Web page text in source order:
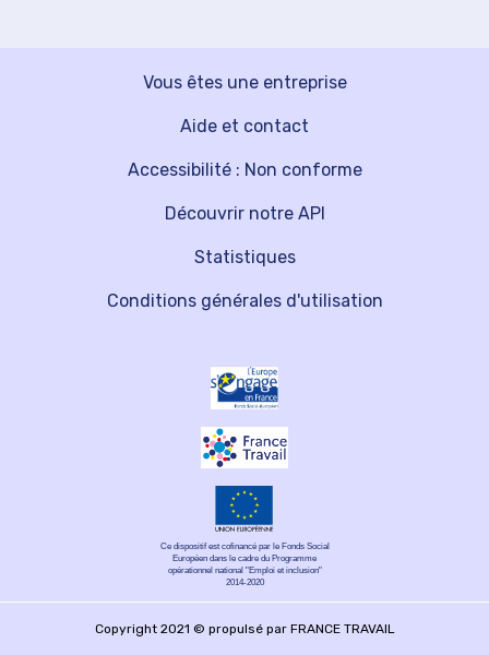
Vous êtes une entreprise
Découvrir notre API
Aide et contact
Statistiques
Accessibilité : Non conforme
Conditions générales d'utilisation
Ce dispositif est cofinancé par le Fonds Social
Européen dans le cadre du Programme
opérationnel national "Emploi et inclusion"
2014-2020
Copyright 2021 © propulsé par FRANCE TRAVAIL